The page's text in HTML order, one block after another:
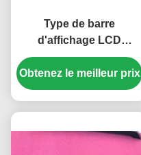
Type de barre
d'affichage LCD
allongée de 24 pouces
avec résolution
1920*360 300 cd/m2
Obtenez le meilleur prix